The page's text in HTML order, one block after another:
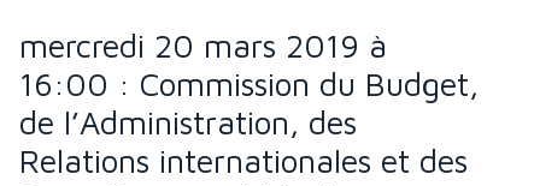
mercredi 20 mars 2019 à
16:00 : Commission du Budget,
de l’Administration, des
Relations internationales et des